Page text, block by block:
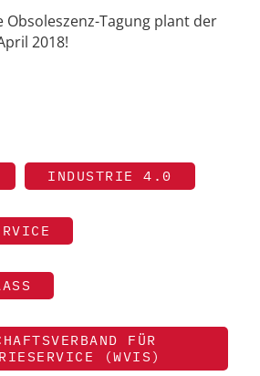
Obsoleszenz-Tagung plant der
2018!
INDUSTRIE 4.0
FÜR
(WVIS)